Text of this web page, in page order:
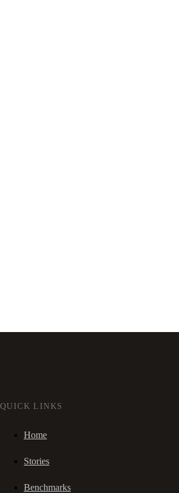
QUICK LINKS
Home
Stories
Benchmarks